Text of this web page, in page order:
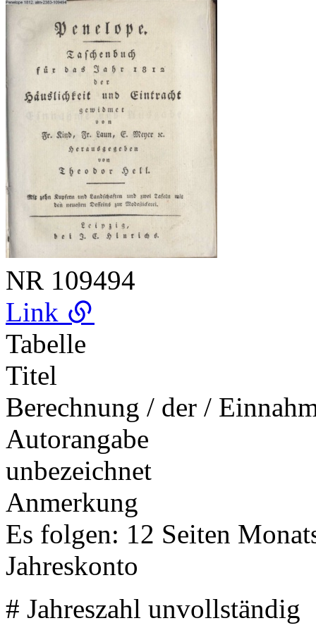
NR 109494
Link
Tabelle
Titel
Berechnung / der /
Autorangabe
unbezeichnet
Anmerkung
Es folgen: 12 Seiten
Jahreskonto
# Jahreszahl unvollständig